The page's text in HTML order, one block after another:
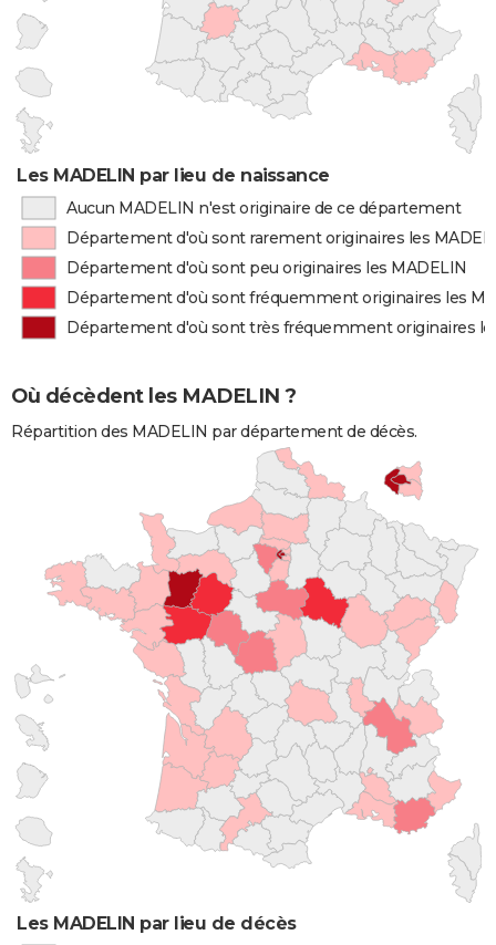
Les MADELIN par lieu de naissance
Aucun MADELIN n'est originaire de ce département
Département d'où sont rarement originaires les
Département d'où sont peu originaires les MADELIN
Département d'où sont fréquemment originaires les
Département d'où sont très fréquemment originaires
Où décèdent les MADELIN ?
Répartition des MADELIN par département de décès.
Les MADELIN par lieu de décès